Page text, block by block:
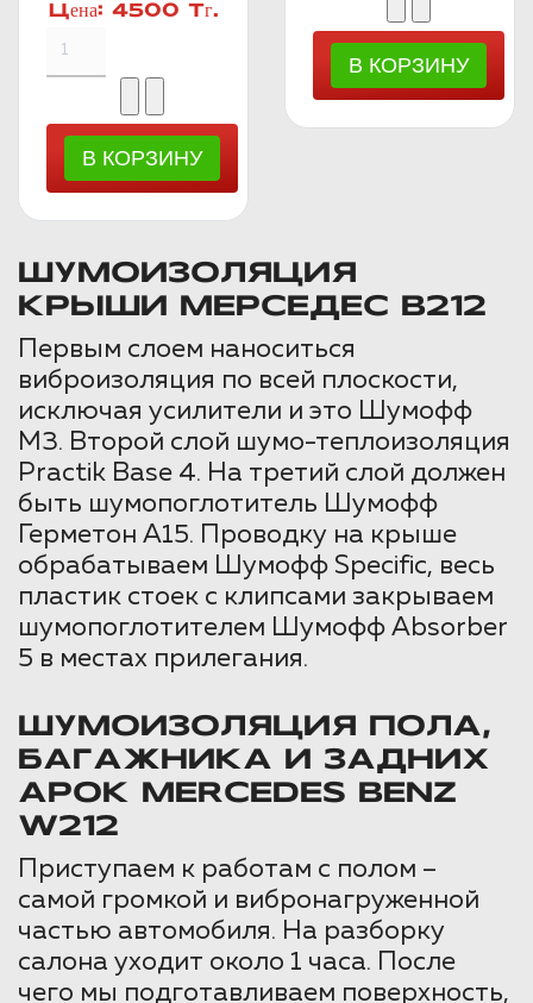
Цена: 4500 Тг.
ШУМОИЗОЛЯЦИЯ
КРЫШИ МЕРСЕДЕС В212
Первым слоем наноситься
виброизоляция по всей плоскости,
исключая усилители и это Шумофф
М3. Второй слой шумо-теплоизоляция
Practik Base 4. На третий слой должен
быть шумопоглотитель Шумофф
Герметон А15. Проводку на крыше
обрабатываем Шумофф Specific, весь
пластик стоек с клипсами закрываем
шумопоглотителем Шумофф Absorber
5 в местах прилегания.
ШУМОИЗОЛЯЦИЯ ПОЛА,
БАГАЖНИКА И ЗАДНИХ
АРОК MERCEDES BENZ
W212
Приступаем к работам с полом –
самой громкой и вибронагруженной
частью автомобиля. На разборку
салона уходит около 1 часа. После
чего мы подготавливаем поверхность,